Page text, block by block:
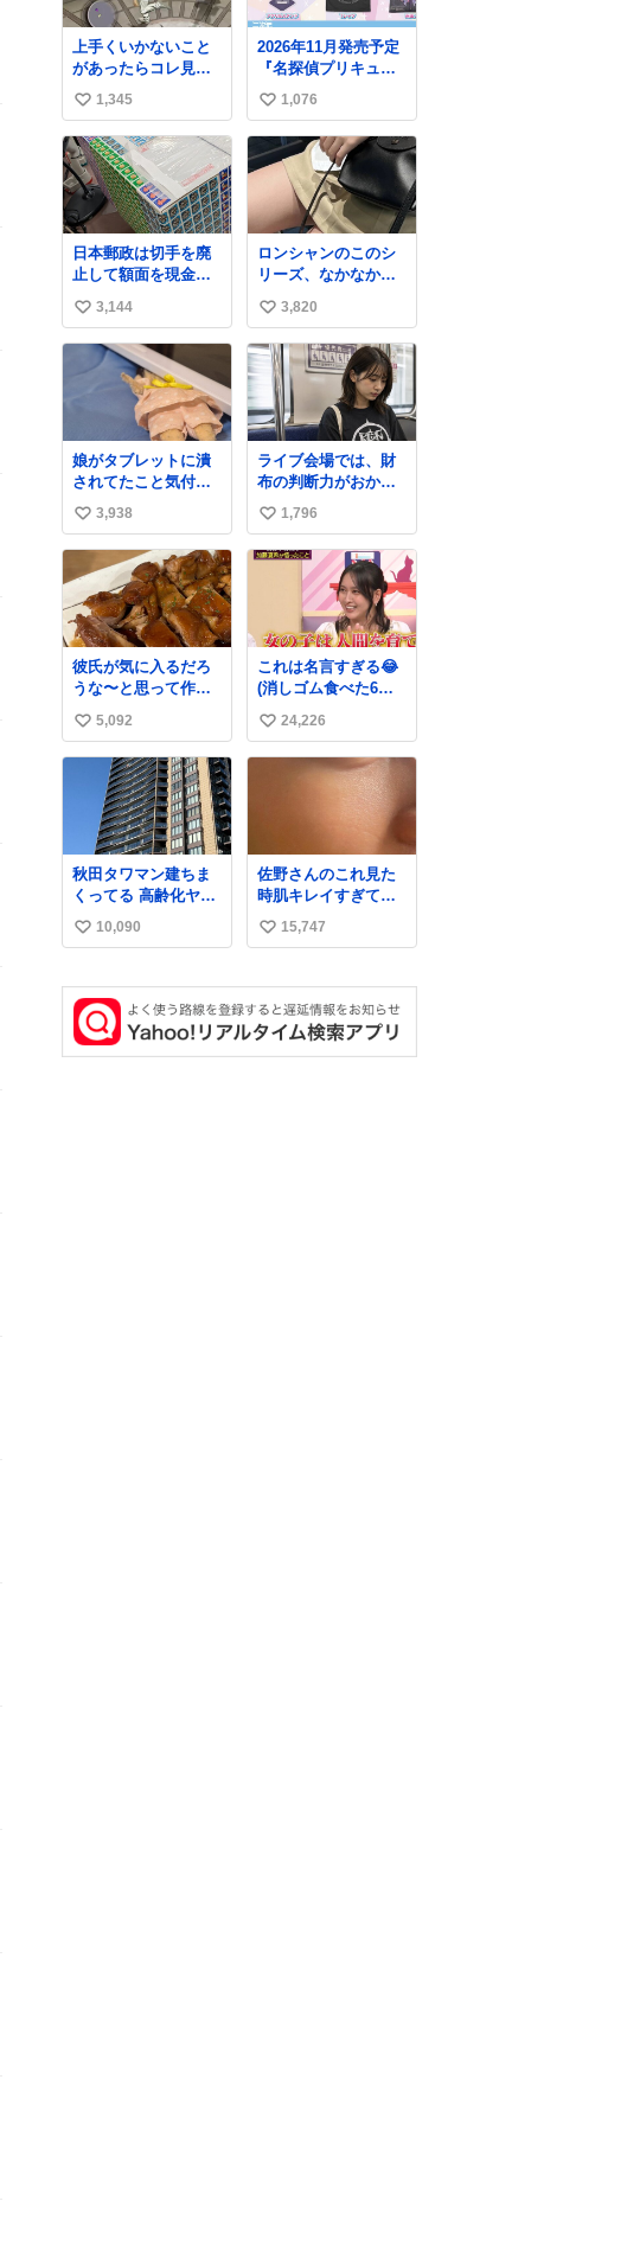
上手くいかないこと
があったらコレ見て
元気出してほしい。
海外のギャグコメデ
ィ番組だったらお笑
いボイスが入る
い
い
ね
数
1,345
2026年11月発売予定
『名探偵プリキュ
ア！』 描き下ろしイ
ラスト使用「キュア
アルカナ・シャド
ウ」Tシャツ、アクリ
ルスタンド、パスケ
ース、クッションカ
バーが新登場！ ▼コ
スパ通販で予約開
始！
goods.liblo.jp/archi
ves/31402…
い
い
ね
1,076
日本郵政は切手を廃
止して額面を現金で
払い戻せ2026 #日本
郵政
@JapanPostHD_PR
い
い
3,144
ロンシャンのこのシ
リーズ、なかなか安
くならないのにセー
ル価格になってる🖤
✨レザーなのが反則
級にかわいい。持っ
てるだけでコーデが
格上げされる。
い
い
ね
3,820
娘がタブレットに潰
されてたこと気付か
なかった。 旦那だけ
は娘の波長を感じ取
れるから声出せずと
もSOSが伝わったら
しい。 急いで旦那が
救出して、泣きじゃ
くる娘に自分も謝っ
て抱きしめようとし
たら、ビンタされて
しまった。3回ほど。
小さい手だけど、地
味に痛い。 その後、
娘は旦那に泣きつい
てた。
い
い
ね
数
3,938
ライブ会場では、財
布の判断力がおかし
くなる。
い
い
1,796
彼氏が気に入るだろ
うな〜と思って作っ
たら想像の何倍も美
味しい美味しい言っ
てくれて嬉しい
い
い
5,092
これは名言すぎる😂
(消しゴム食べた6歳
の弟を思い出しなが
ら)
い
い
24,226
秋田タワマン建ちま
くってる 高齢化ヤバ
すぎて駅前にコンパ
クトシティつくって
駅前にある
い
ね
数
10,090
佐野さんのこれ見た
時肌キレイすぎてび
っくりしたし、やは
りアイドルって体型･
い
ね
数
15,747